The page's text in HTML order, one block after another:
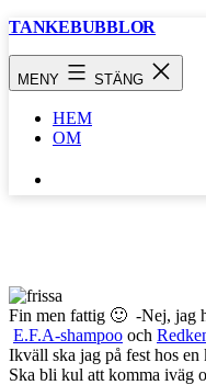
Hoppa
TANKEBUBBLOR
MENY STÄNG
HEM
OM
…
Fin men fattig 🙂 -Nej, jag
E.F.A-shampoo och
Ikväll ska jag på fest hos
Ska bli kul att komma iväg